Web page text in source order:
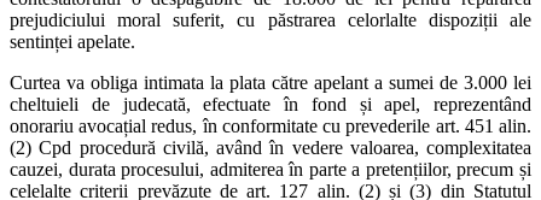
prejudiciului moral suferit, cu păstrarea celorlalte dispoziții ale
sentinței apelate.
Curtea va obliga intimata la plata către apelant a sumei de 3.000 lei
cheltuieli de judecată, efectuate în fond și apel, reprezentând
onorariu avocațial redus, în conformitate cu prevederile art. 451 alin.
(2) Cpd procedură civilă, având în vedere valoarea, complexitatea
cauzei, durata procesului, admiterea în parte a pretențiilor, precum și
celelalte criterii prevăzute de art. 127 alin. (2) și (3) din Statutul